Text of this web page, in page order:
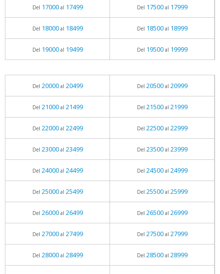
Del 17000al 17499 Del 17500al 17999
Del 18000al 18499 Del 18500al 18999
Del 19000al 19499 Del 19500al 19999
Del 20000al 20499 Del 20500al 20999
Del 21000al 21499 Del 21500al 21999
Del 22000al 22499 Del 22500al 22999
Del 23000al 23499 Del 23500al 23999
Del 24000al 24499 Del 24500al 24999
Del 25000al 25499 Del 25500al 25999
Del 26000al 26499 Del 26500al 26999
Del 27000al 27499 Del 27500al 27999
Del 28000al 28499 Del 28500al 28999